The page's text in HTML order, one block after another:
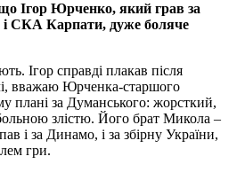
Ігор Юрченко, який грав за
СКА Карпати, дуже боляче
Ігор справді плакав після
вважаю Юрченка-старшого
плані за Думанського: жорсткий,
злістю. Його брат Микола –
і за Динамо, і за збірну України,
гри.